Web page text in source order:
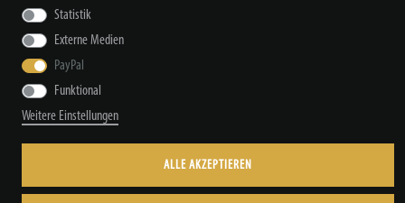
Daten­schutz­erklärung
© Copyright by TacStyle4 GbR 2026 | Alle Rechte vorbehalten.
Statistik
Externe Medien
PayPal
Funktional
Weitere Einstellungen
ALLE AKZEPTIEREN